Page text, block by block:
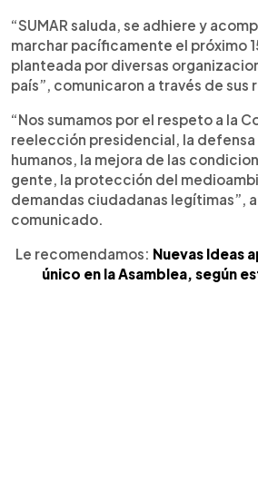
“SUMAR saluda, se adhiere y
marchar pacíficamente el próximo
planteada por diversas
país”, comunicaron a través de sus
“Nos sumamos por el respeto a la
reelección presidencial, la
humanos, la mejora de las
gente, la protección del
demandas ciudadanas legítimas”,
comunicado.
Le recomendamos: Nuevas Ideas
único en la Asamblea, según